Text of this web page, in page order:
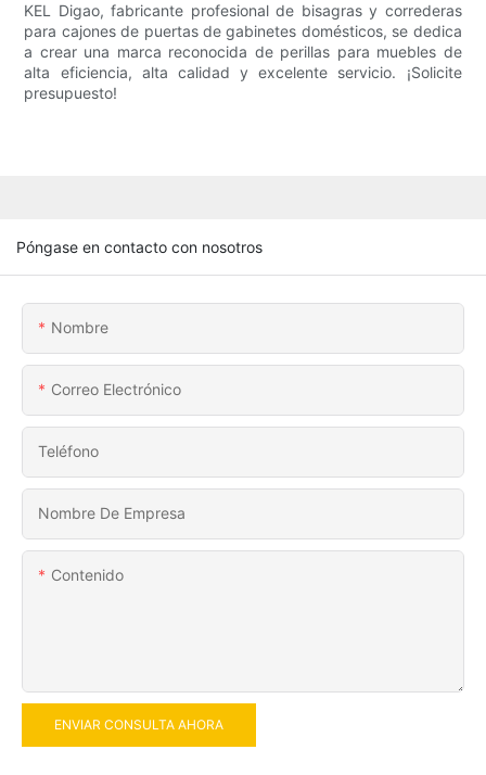
KEL Digao, fabricante profesional de bisagras y correderas
para cajones de puertas de gabinetes domésticos, se dedica
a crear una marca reconocida de perillas para muebles de
alta eficiencia, alta calidad y excelente servicio. ¡Solicite
presupuesto!
Póngase en contacto con nosotros
Nombre
Correo Electrónico
Teléfono
Nombre De Empresa
Contenido
ENVIAR CONSULTA AHORA